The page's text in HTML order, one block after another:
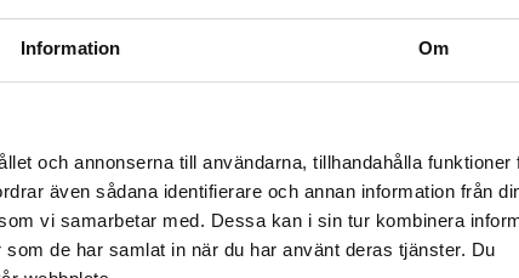
Information Om
och annonserna till användarna, tillhandahålla funktioner
även sådana identifierare och annan information från
vi samarbetar med. Dessa kan i sin tur kombinera
de har samlat in när du har använt deras tjänster. Du
resultat. Knivslipen
slipning och
knivar, samt
till en optimalt vass
och Europeisk stil är
SATAKE
Satake
SATAKE